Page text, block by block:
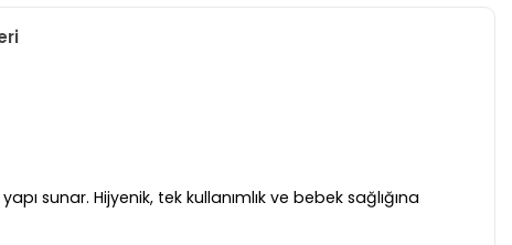
sunar. Hijyenik, tek kullanımlık ve bebek sağlığına